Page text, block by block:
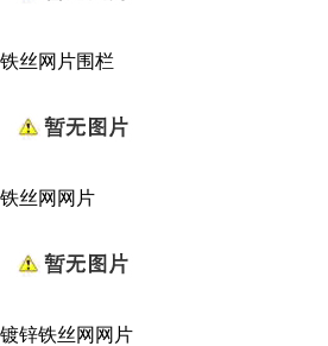
铁丝网片围栏
铁丝网网片
镀锌铁丝网网片